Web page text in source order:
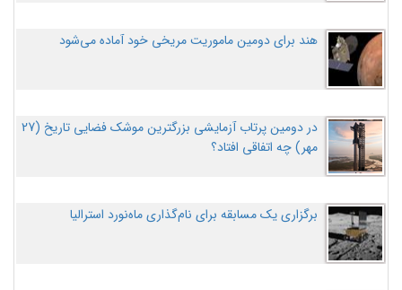
هند برای دومین ماموریت مریخی خود آماده می‌شود
در دومین پرتاب آزمایشی بزرگترین موشک فضایی تاریخ (27
مهر‌) چه اتفاقی افتاد؟
برگزاری یک مسابقه برای نام‌گذاری ماه‌نورد استرالیا